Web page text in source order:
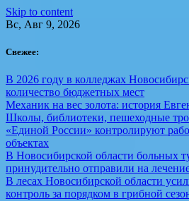
Skip to content
Вс, Авг 9, 2026
Свежее:
В 2026 году в колледжах
количество бюджетных мест
Механик на вес золота: история
Школы, библиотеки, пешеходные
«Единой России» контролируют
объектах
В Новосибирской области больных
принудительно отправили на
В лесах Новосибирской области
контроль за порядком в грибной